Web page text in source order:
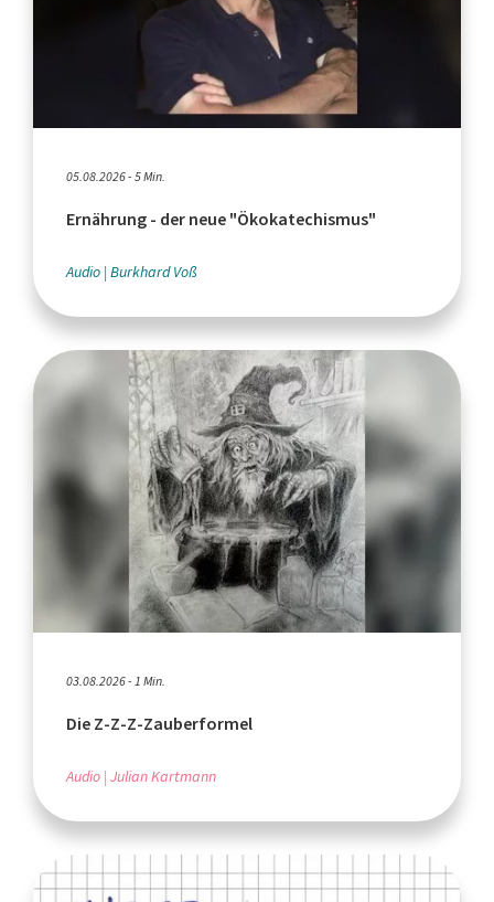
05.08.2026 - 5 Min.
Ernährung - der neue "Ökokatechismus"
Audio Burkhard Voß
03.08.2026 - 1 Min.
Die Z-Z-Z-Zauberformel
Audio Julian Kartmann